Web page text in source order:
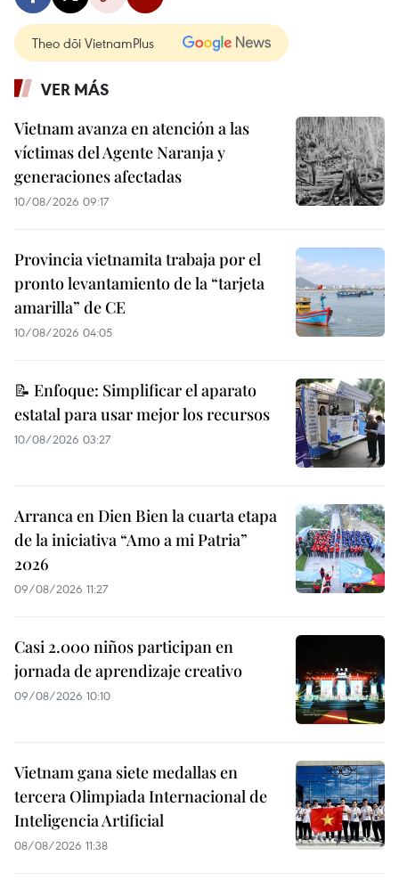
Theo dõi VietnamPlus
VER MÁS
Vietnam avanza en atención a las
víctimas del Agente Naranja y
generaciones afectadas
10/08/2026 09:17
Provincia vietnamita trabaja por el
pronto levantamiento de la “tarjeta
amarilla” de CE
10/08/2026 04:05
📝 Enfoque: Simplificar el aparato
estatal para usar mejor los recursos
10/08/2026 03:27
Arranca en Dien Bien la cuarta etapa
de la iniciativa “Amo a mi Patria”
2026
09/08/2026 11:27
Casi 2.000 niños participan en
jornada de aprendizaje creativo
09/08/2026 10:10
Vietnam gana siete medallas en
tercera Olimpiada Internacional de
Inteligencia Artificial
08/08/2026 11:38